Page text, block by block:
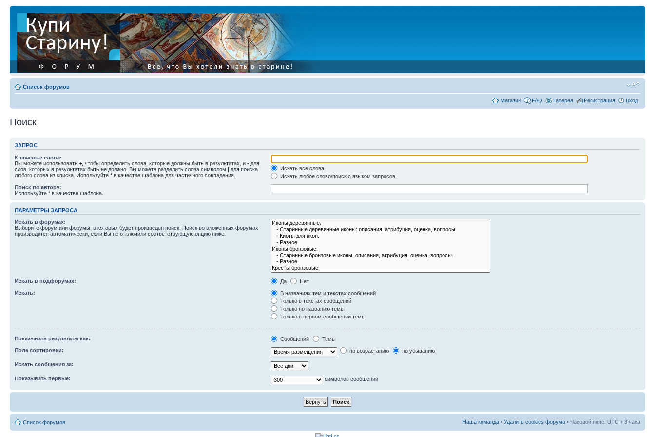
Список форумов
Магазин FAQ Галерея Регистрация Вход
Поиск
ЗАПРОС
Ключевые слова:
Вы можете использовать + , чтобы определить слова, которые должны быть в результатах, и - для
слов, которых в результатах быть не должно. Вы можете разделить слова символом | для поиска
любого слова из списка. Используйте * в качестве шаблона для частичного совпадения.
Искать все слова
Искать любое слово/поиск с языком запросов
Поиск по автору:
Используйте * в качестве шаблона.
ПАРАМЕТРЫ ЗАПРОСА
Искать в форумах:
Выберите форум или форумы, в которых будет произведен поиск. Поиск во вложенных форумах
производится автоматически, если Вы не отключили соответствующую опцию ниже.
Искать в подфорумах: Да
Нет
Искать:
В названиях тем и текстах сообщений
Только в текстах сообщений
Только по названию темы
Только в первом сообщении темы
Показывать результаты как: Сообщений
Темы
Поле сортировки:
по возрастанию по убыванию
Искать сообщения за:
Показывать первые: символов сообщений
Список форумов Наша команда • Удалить cookies форума • Часовой пояс: UTC + 3 часа